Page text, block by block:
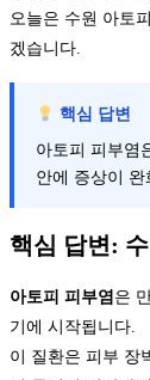
오늘은 수원 아토
겠습니다.
핵심 답변
아토피 피부염
안에 증상이 완
핵심 답변:
아토피 피부염 은
기에 시작됩니다.
이 질환은 피부 장